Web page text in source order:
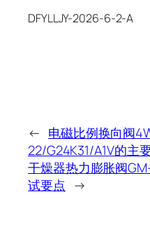
DFYLLJY-2026-6-2-A
← 电磁比例换向阀
22/G24K31/A1V的主
干燥器热力膨胀阀
试要点 →